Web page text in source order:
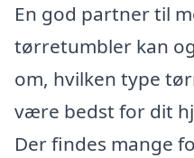
En god partner til
tørretumbler kan
om, hvilken type
være bedst for dit
Der findes mange